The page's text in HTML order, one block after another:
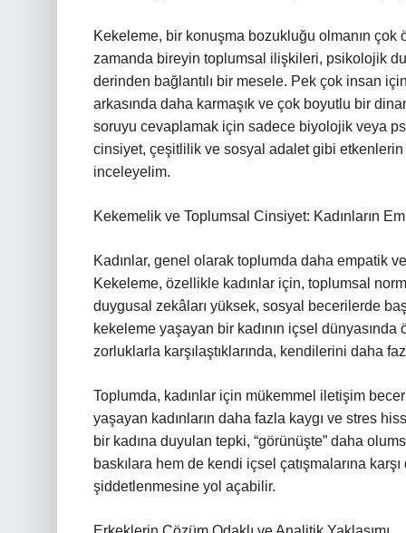
Kekeleme, bir konuşma bozukluğu olmanın
zamanda bireyin toplumsal ilişkileri, psikolojik
derinden bağlantılı bir mesele. Pek çok insan
arkasında daha karmaşık ve çok boyutlu bir
soruyu cevaplamak için sadece biyolojik veya
cinsiyet, çeşitlilik ve sosyal adalet gibi
inceleyelim.
Kekemelik ve Toplumsal Cinsiyet: Kadınların
Kadınlar, genel olarak toplumda daha empatik
Kekeleme, özellikle kadınlar için, toplumsal
duygusal zekâları yüksek, sosyal becerilerde
kekeleme yaşayan bir kadının içsel
zorluklarla karşılaştıklarında, kendilerini daha
Toplumda, kadınlar için mükemmel iletişim
yaşayan kadınların daha fazla kaygı ve stres
bir kadına duyulan tepki, “görünüşte” daha
baskılara hem de kendi içsel çatışmalarına
şiddetlenmesine yol açabilir.